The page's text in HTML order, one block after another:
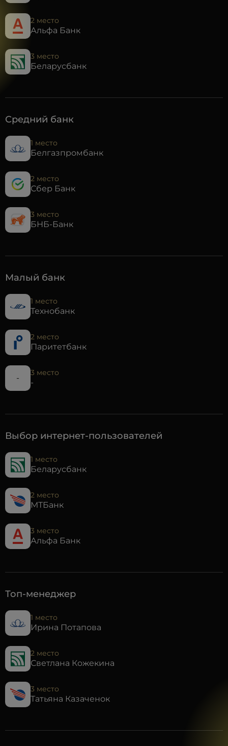
2 место
Альфа Банк
3 место
Беларусбанк
Средний банк
1 место
Белгазпромбанк
2 место
Сбер Банк
3 место
БНБ-Банк
Малый банк
1 место
Технобанк
2 место
Паритетбанк
-
3 место
-
Выбор интернет-пользователей
1 место
Беларусбанк
2 место
МТБанк
3 место
Альфа Банк
Топ-менеджер
1 место
Ирина Потапова
2 место
Светлана Кожекина
3 место
Татьяна Казаченок